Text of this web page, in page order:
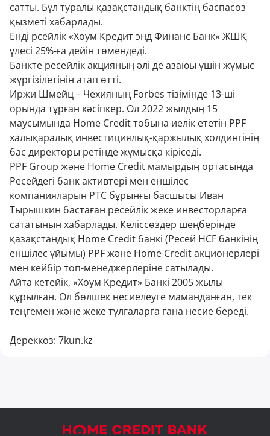
сатты. Бұл туралы қазақстандық банктің баспасөз
қызметі хабарлады.
Енді рсейлік «Хоум Кредит энд Финанс Банк» ЖШҚ
үлесі 25%-ға дейін төмендеді.
Банкте ресейлік акцияның әлі де азаюы үшін жұмыс
жүргізілетінін атап өтті.
Иржи Шмейц – Чехияның Forbes тізімінде 13-ші
орында тұрған кәсіпкер. Ол 2022 жылдың 15
маусымында Home Credit тобына иелік ететін PPF
халықаралық инвестициялық-қаржылық холдингінің
бас директоры ретінде жұмысқа кіріседі.
PPF Group және Home Credit мамырдың ортасында
Ресейдегі банк активтері мен еншілес
компанияларын РТС бұрынғы басшысы Иван
Тырышкин бастаған ресейлік жеке инвесторларға
сататынын хабарлады. Келіссөздер шеңберінде
қазақстандық Home Credit банкі (Ресей HCF банкінің
еншілес ұйымы) PPF және Home Credit акционерлері
мен кейбір топ-менеджерлеріне сатылады.
Айта кетейік, «Хоум Кредит» Банкі 2005 жылы
құрылған. Ол бөлшек несиелеуге маманданған, тек
теңгемен және жеке тұлғаларға ғана несие береді.
Дереккөз: 7kun.kz